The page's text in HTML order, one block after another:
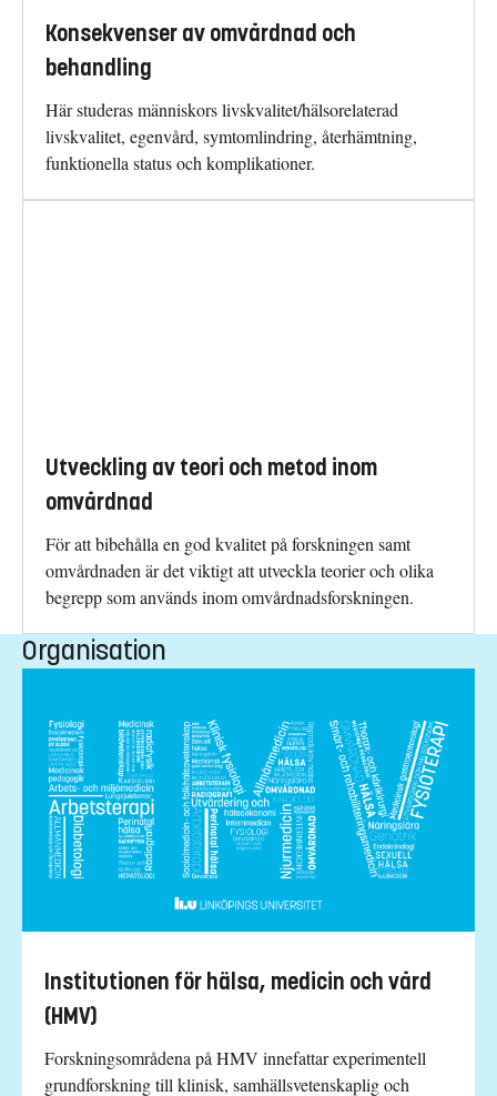
Konsekvenser av omvårdnad och
behandling
Här studeras människors livskvalitet/hälsorelaterad
livskvalitet, egenvård, symtomlindring, återhämtning,
funktionella status och komplikationer.
Utveckling av teori och metod inom
omvårdnad
För att bibehålla en god kvalitet på forskningen samt
omvårdnaden är det viktigt att utveckla teorier och olika
begrepp som används inom omvårdnadsforskningen.
Organisation
Institutionen för hälsa, medicin och vård
(HMV)
Forskningsområdena på HMV innefattar experimentell
grundforskning till klinisk, samhällsvetenskaplig och